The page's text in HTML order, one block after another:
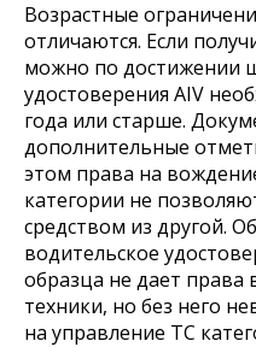
Возрастные
отличаются. Если
можно по достижении
удостоверения AIV
года или старше.
дополнительные
этом права на
категории не
средством из другой.
водительское
образца не дает
техники, но без него
на управление ТС